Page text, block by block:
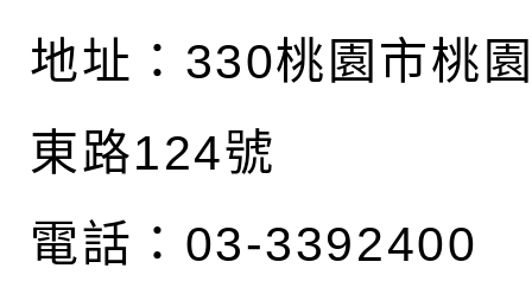
地址： 330桃園市桃
東路124號
電話：03-3392400